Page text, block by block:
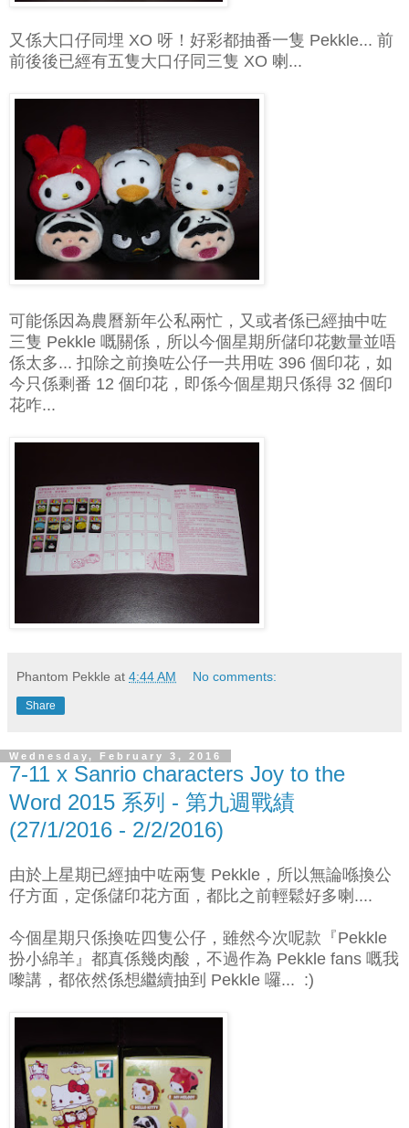
又係大口仔同埋 XO 呀！好彩都抽番一隻 Pekkle... 前
前後後已經有五隻大口仔同三隻 XO 喇...
可能係因為農曆新年公私兩忙，又或者係已經抽中咗
三隻 Pekkle 嘅關係，所以今個星期所儲印花數量並唔
係太多... 扣除之前換咗公仔一共用咗 396 個印花，如
今只係剩番 12 個印花，即係今個星期只係得 32 個印
花咋...
Phantom Pekkle at 4:44 AM No comments:
Share
Wednesday, February 3, 2016
7-11 x Sanrio characters Joy to the
Word 2015 系列 - 第九週戰績
(27/1/2016 - 2/2/2016)
由於上星期已經抽中咗兩隻 Pekkle，所以無論喺換公
仔方面，定係儲印花方面，都比之前輕鬆好多喇....
今個星期只係換咗四隻公仔，雖然今次呢款『Pekkle
扮小綿羊』都真係幾肉酸，不過作為 Pekkle fans 嘅我
嚟講，都依然係想繼續抽到 Pekkle 囉... :)